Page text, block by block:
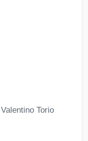
Torio